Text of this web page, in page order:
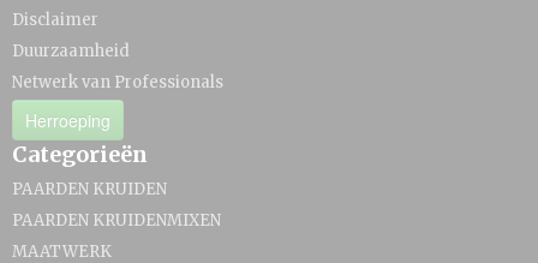
Disclaimer
Duurzaamheid
Netwerk van Professionals
Herroeping
Categorieën
PAARDEN KRUIDEN
PAARDEN KRUIDENMIXEN
MAATWERK